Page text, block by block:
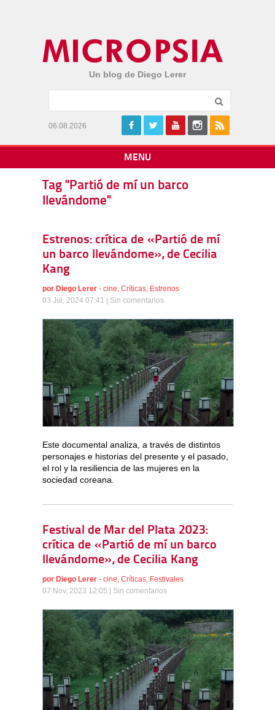
Un blog de Diego Lerer
06.08.2026
MENU
Tag "Partió de mí un barco
llevándome"
Estrenos: crítica de «Partió de mí
un barco llevándome», de Cecilia
Kang
por Diego Lerer - cine, Críticas, Estrenos
03 Jul, 2024 07:41 | Sin comentarios
Este documental analiza, a través de distintos
personajes e historias del presente y el pasado,
el rol y la resiliencia de las mujeres en la
sociedad coreana.
Festival de Mar del Plata 2023:
crítica de «Partió de mí un barco
llevándome», de Cecilia Kang
por Diego Lerer - cine, Críticas, Festivales
07 Nov, 2023 12:05 | Sin comentarios